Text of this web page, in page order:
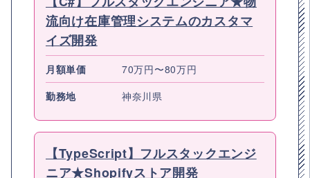
流向け在庫管理システムのカスタマ
イズ開発
月額単価
70万円〜80万円
勤務地
神奈川県
【TypeScript】フルスタックエンジ
ニア★Shopifyストア開発